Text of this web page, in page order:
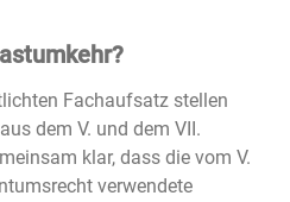
Fachaufsatz stellen
dem V. und dem VII.
klar, dass die vom V.
verwendete